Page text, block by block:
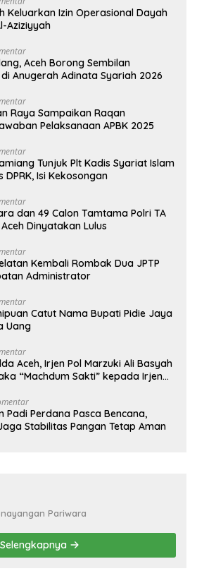
Keluarkan Izin Operasional Dayah
Aziziyyah
Aceh Borong Sembilan
Anugerah Adinata Syariah 2026
Raya Sampaikan Raqan
Pelaksanaan APBK 2025
Tunjuk Plt Kadis Syariat Islam
Isi Kekosongan
dan 49 Calon Tamtama Polri TA
Dinyatakan Lulus
Kembali Rombak Dua JPTP
Administrator
Catut Nama Bupati Pidie Jaya
Uang
Aceh, Irjen Pol Marzuki Ali Basyah
“Machdum Sakti” kepada Irjen
Padi Perdana Pasca Bencana,
Stabilitas Pangan Tetap Aman
Pariwara
Selengkapnya